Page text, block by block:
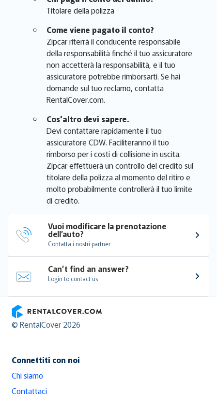
Titolare della polizza
Come viene pagato il conto?
Zipcar riterrà il conducente responsabile
della responsabilità finché il tuo assicuratore
non accetterà la responsabilità, e il tuo
assicuratore potrebbe rimborsarti. Se hai
domande sul tuo reclamo, contatta
RentalCover.com.
Cos'altro devi sapere.
Devi contattare rapidamente il tuo
assicuratore CDW. Faciliteranno il tuo
rimborso per i costi di collisione in uscita.
Zipcar effettuerà un controllo del credito sul
titolare della polizza al momento del ritiro e
molto probabilmente controllerà il tuo limite
di credito.
Vuoi modificare la prenotazione
dell’auto?
Contatta i nostri partner
Can’t find an answer?
Login to contact us
RentalCover
© RentalCover 2026
Connettiti con noi
Chi siamo
Contattaci